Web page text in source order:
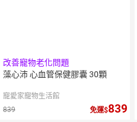
改善寵物老化問題
藻心沛 心血管保健膠囊 30顆
寵愛家寵物生活館
839
免運 839